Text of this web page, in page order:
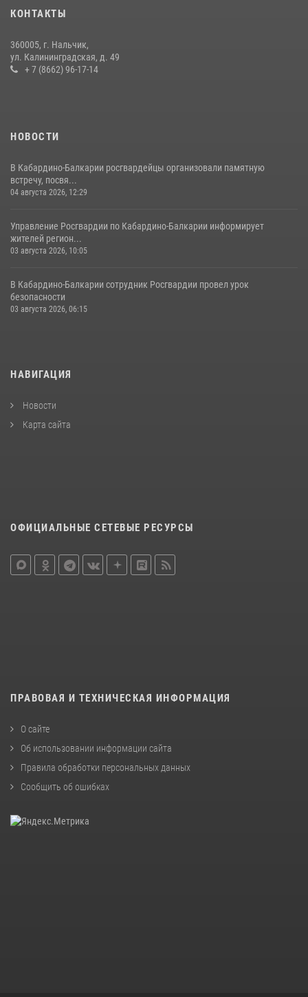
НАЧАЛЬНИК УПРАВЛЕНИЯ РОСГВАРДИИ ПО КАБАРДИНО-
БАЛКАРСКОЙ РЕСПУБЛИКЕ ПРОВЕДЕТ ПРИЕМ ГРАЖДАН
КОНТАКТЫ
360005, г. Нальчик,
ул. Калининградская, д. 49
+ 7 (8662) 96-17-14
НОВОСТИ
В Кабардино-Балкарии росгвардейцы организовали памятную
встречу, посвя...
04 августа 2026, 12:29
Управление Росгвардии по Кабардино-Балкарии информирует
жителей регион...
03 августа 2026, 10:05
В Кабардино‑Балкарии сотрудник Росгвардии провел урок
безопасности
03 августа 2026, 06:15
НАВИГАЦИЯ
Новости
Карта сайта
ОФИЦИАЛЬНЫЕ СЕТЕВЫЕ РЕСУРСЫ
ПРАВОВАЯ И ТЕХНИЧЕСКАЯ ИНФОРМАЦИЯ
О сайте
Об использовании информации сайта
Правила обработки персональных данных
Сообщить об ошибках